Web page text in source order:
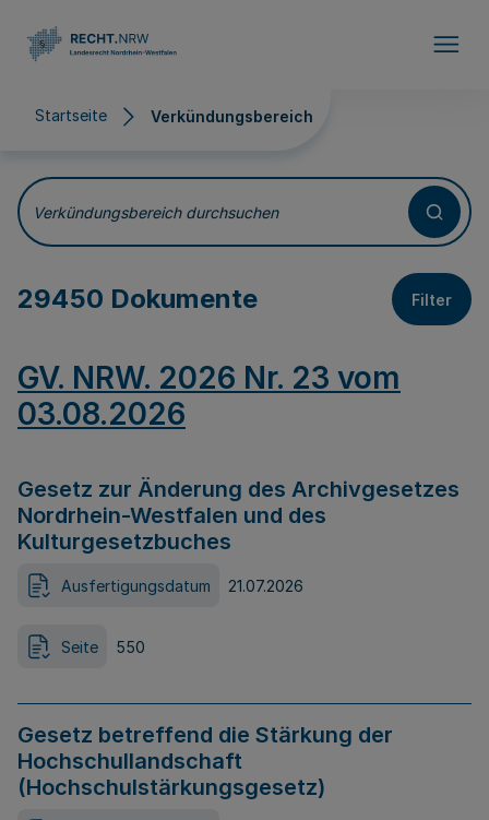
Startseite Verkündungsbereich
Verkündungsbereich
Verkündungsbereich durchsuchen
29450 Dokumente Filter
GV. NRW. 2026 Nr. 23 vom
03.08.2026
Gesetz zur Änderung des Archivgesetzes
Nordrhein-Westfalen und des
Kulturgesetzbuches
Ausfertigungsdatum 21.07.2026
Seite 550
Gesetz betreffend die Stärkung der
Hochschullandschaft
(Hochschulstärkungsgesetz)